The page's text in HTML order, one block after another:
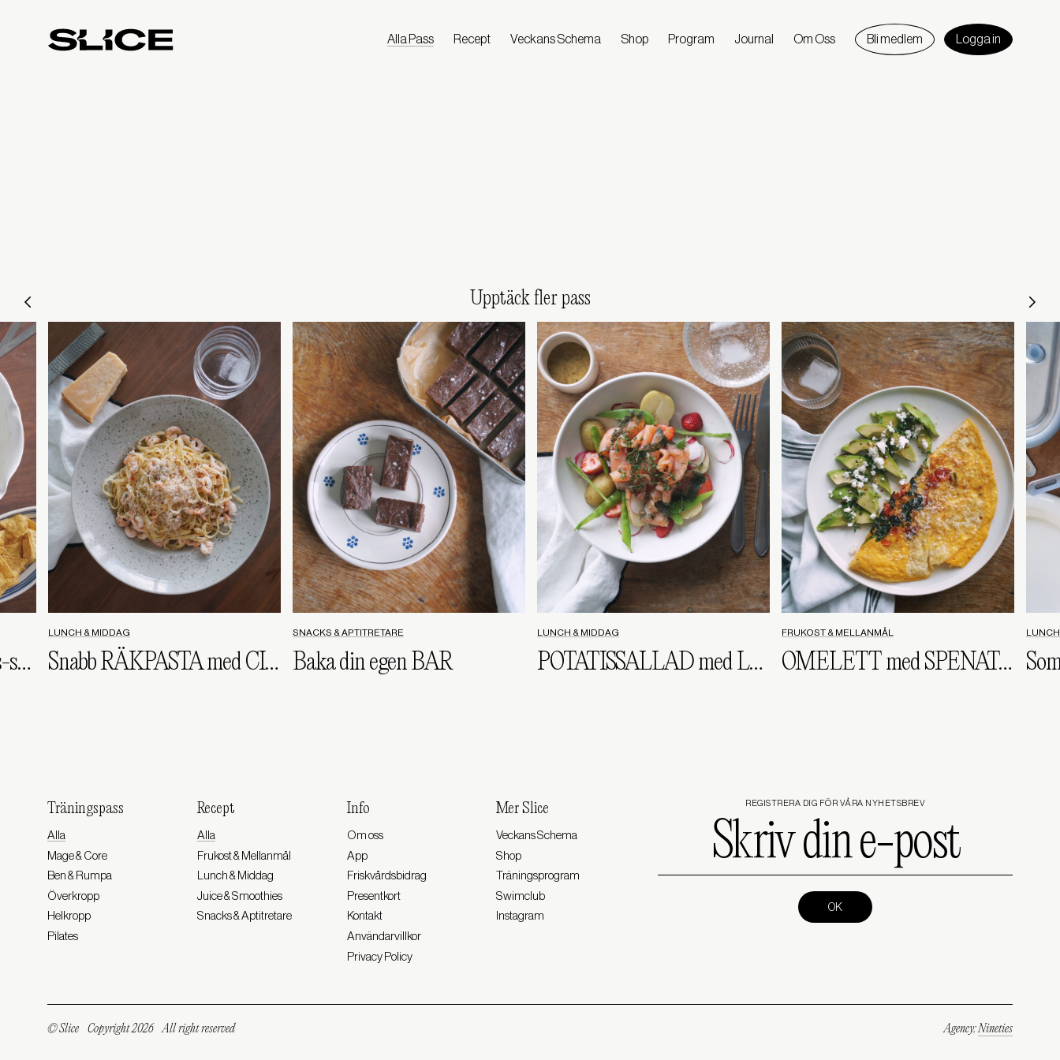
Slice
Alla Pass Recept Veckans Schema Shop Program Journal Om Oss Bli medlem Logga in
Upptäck fler pass
Virala GREEN Goddess-salladen
LUNCH & MIDDAG
Snabb RÄKPASTA med CITRON & DILL
SNACKS & APTITRETARE
Baka din egen BAR
LUNCH & MIDDAG
POTATISSALLAD med LAX, sockerärtor & rädisor
FRUKOST & MELLANMÅL
OMELETT med SPENAT, tomat & fetaost
Träningspass
Alla
Mage & Core
Ben & Rumpa
Överkropp
Helkropp
Pilates
Recept
Alla
Frukost & Mellanmål
Lunch & Middag
Juice & Smoothies
Snacks & Aptitretare
Info
Om oss
App
Friskvårdsbidrag
Presentkort
Kontakt
Användarvillkor
Privacy Policy
Mer Slice
Veckans Schema
Shop
Träningsprogram
Swimclub
Instagram
REGISTRERA DIG FÖR VÅRA NYHETSBREV
(Required)
© Slice Copyright 2026 All right reserved Agency:Nineties